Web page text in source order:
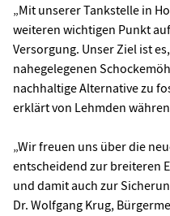
„Mit unserer Tankstelle in
weiteren wichtigen Punkt
Versorgung. Unser Ziel ist
nahegelegenen
nachhaltige Alternative zu
erklärt von Lehmden
„Wir freuen uns über die
entscheidend zur breiteren
und damit auch zur
Dr. Wolfgang Krug,